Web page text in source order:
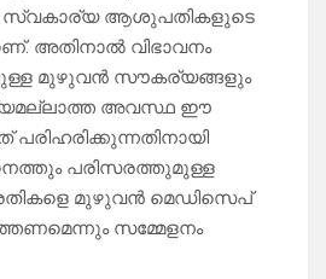
സ്വകാര്യ ആശുപതികളുടെ
അതിനാൽ വിഭാവനം
മുഴുവൻ സൗകര്യങ്ങളും
അവസ്ഥ ഈ
പരിഹരിക്കുന്നതിനായി
പരിസരത്തുമുള്ള
മുഴുവൻ മെഡിസെപ്
സമ്മേളനം